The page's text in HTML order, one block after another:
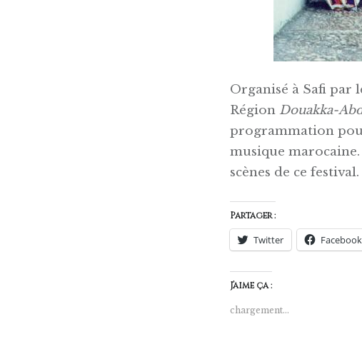
Organisé à Safi par
Région Douakka-
programmation
musique
scènes de ce festival.
Partager :
Twitter Facebook
J’aime ça :
chargement…